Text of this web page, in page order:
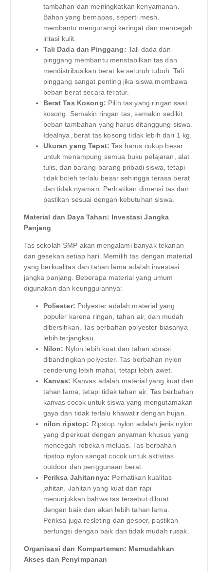
tambahan dan meningkatkan kenyamanan.
Bahan yang bernapas, seperti mesh,
membantu mengurangi keringat dan mencegah
iritasi kulit.
Tali Dada dan Pinggang: Tali dada dan
pinggang membantu menstabilkan tas dan
mendistribusikan berat ke seluruh tubuh. Tali
pinggang sangat penting jika siswa membawa
beban berat secara teratur.
Berat Tas Kosong: Pilih tas yang ringan saat
kosong. Semakin ringan tas, semakin sedikit
beban tambahan yang harus ditanggung siswa.
Idealnya, berat tas kosong tidak lebih dari 1 kg.
Ukuran yang Tepat: Tas harus cukup besar
untuk menampung semua buku pelajaran, alat
tulis, dan barang-barang pribadi siswa, tetapi
tidak boleh terlalu besar sehingga terasa berat
dan tidak nyaman. Perhatikan dimensi tas dan
pastikan sesuai dengan kebutuhan siswa.
Material dan Daya Tahan: Investasi Jangka
Panjang
Tas sekolah SMP akan mengalami banyak tekanan
dan gesekan setiap hari. Memilih tas dengan material
yang berkualitas dan tahan lama adalah investasi
jangka panjang. Beberapa material yang umum
digunakan dan keunggulannya:
Poliester: Polyester adalah material yang
populer karena ringan, tahan air, dan mudah
dibersihkan. Tas berbahan polyester biasanya
lebih terjangkau.
Nilon: Nylon lebih kuat dan tahan abrasi
dibandingkan polyester. Tas berbahan nylon
cenderung lebih mahal, tetapi lebih awet.
Kanvas: Kanvas adalah material yang kuat dan
tahan lama, tetapi tidak tahan air. Tas berbahan
kanvas cocok untuk siswa yang mengutamakan
gaya dan tidak terlalu khawatir dengan hujan.
nilon ripstop: Ripstop nylon adalah jenis nylon
yang diperkuat dengan anyaman khusus yang
mencegah robekan meluas. Tas berbahan
ripstop nylon sangat cocok untuk aktivitas
outdoor dan penggunaan berat.
Periksa Jahitannya: Perhatikan kualitas
jahitan. Jahitan yang kuat dan rapi
menunjukkan bahwa tas tersebut dibuat
dengan baik dan akan lebih tahan lama.
Periksa juga resleting dan gesper, pastikan
berfungsi dengan baik dan tidak mudah rusak.
Organisasi dan Kompartemen: Memudahkan
Akses dan Penyimpanan